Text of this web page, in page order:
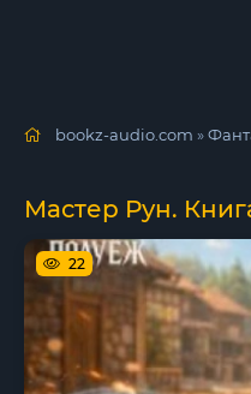
bookz-audio.com »
Мастер Рун.
22